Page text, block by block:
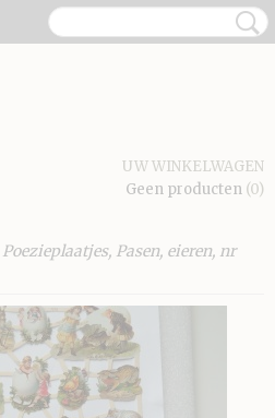
UW WINKELWAGEN
Geen producten (0)
Poezieplaatjes, Pasen, eieren, nr